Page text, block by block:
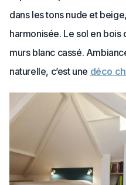
dans les tons nude et
harmonisée. Le sol en
murs blanc cassé.
naturelle, c’est une déco